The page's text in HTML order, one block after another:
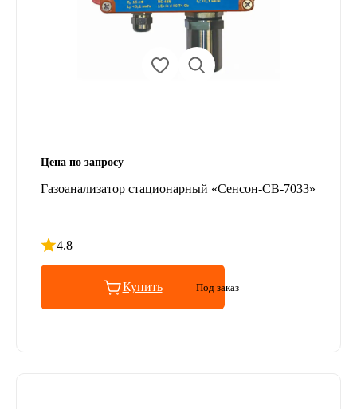
Цена по запросу
Газоанализатор стационарный «Сенсон-СВ-7033»
4.8
Рейтинг 4.8 из 5
Купить Под заказ